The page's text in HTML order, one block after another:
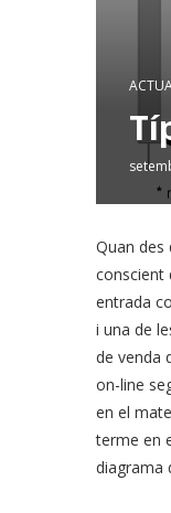
Quan des
conscient
entrada
i una de
de venda
on-line
en el
terme en
diagrama